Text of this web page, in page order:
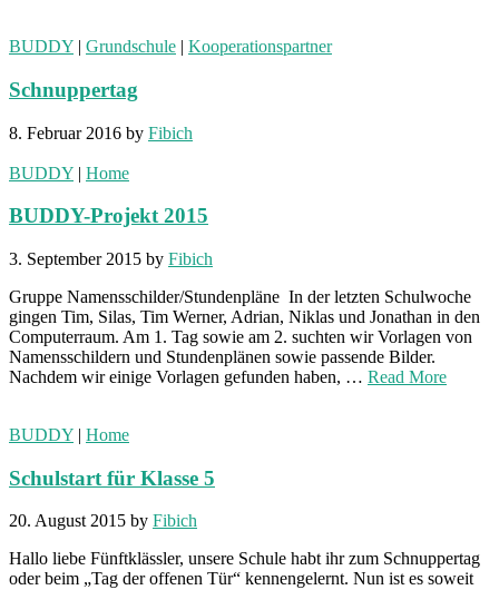
BUDDY | Grundschule | Kooperationspartner
Schnuppertag
8. Februar 2016 by Fibich
BUDDY | Home
BUDDY-Projekt 2015
3. September 2015 by Fibich
Gruppe Namensschilder/Stundenpläne In der letzten Schulwoche
gingen Tim, Silas, Tim Werner, Adrian, Niklas und Jonathan in den
Computerraum. Am 1. Tag sowie am 2. suchten wir Vorlagen von
Namensschildern und Stundenplänen sowie passende Bilder.
Nachdem wir einige Vorlagen gefunden haben, … Read More
BUDDY | Home
Schulstart für Klasse 5
20. August 2015 by Fibich
Hallo liebe Fünftklässler, unsere Schule habt ihr zum Schnuppertag
oder beim „Tag der offenen Tür“ kennengelernt. Nun ist es soweit